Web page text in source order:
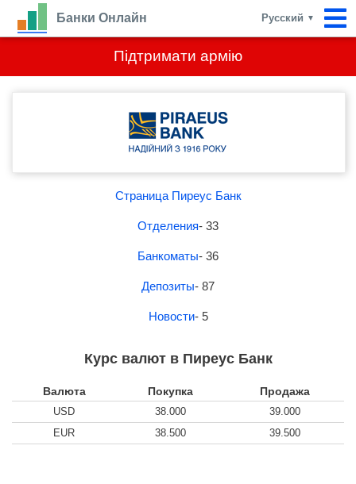
Підтримати армію
Банки Онлайн Русский ▼
Страница Пиреус Банк
Отделения- 33
Банкоматы- 36
Депозиты- 87
Новости- 5
Курс валют в Пиреус Банк
Валюта Покупка Продажа
USD 38.000
39.000
EUR
38.500 39.500